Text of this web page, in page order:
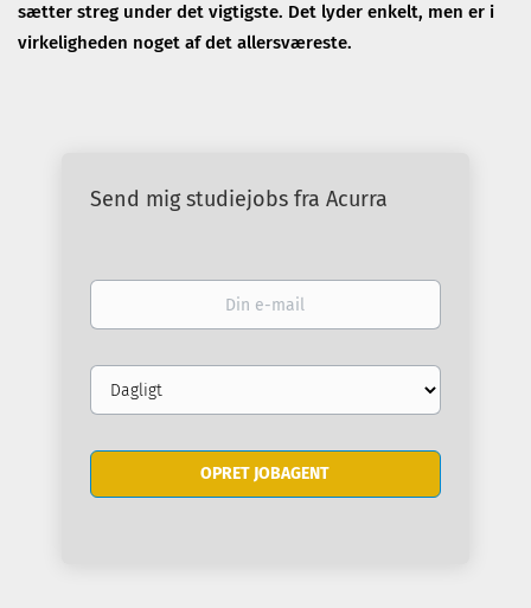
sætter streg under det vigtigste. Det lyder enkelt, men er i
virkeligheden noget af det allersværeste.
Send mig studiejobs fra Acurra
Din
Email
frequency